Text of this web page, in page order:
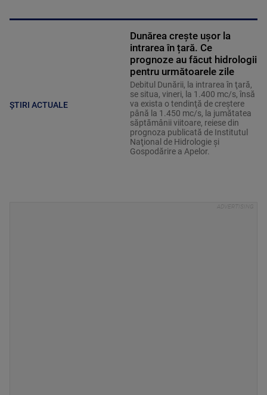
ȘTIRI ACTUALE
Dunărea crește ușor la
intrarea în țară. Ce
prognoze au făcut hidrologii
pentru următoarele zile
Debitul Dunării, la intrarea în ţară,
se situa, vineri, la 1.400 mc/s, însă
va exista o tendinţă de creştere
până la 1.450 mc/s, la jumătatea
săptămânii viitoare, reiese din
prognoza publicată de Institutul
Naţional de Hidrologie şi
Gospodărire a Apelor.